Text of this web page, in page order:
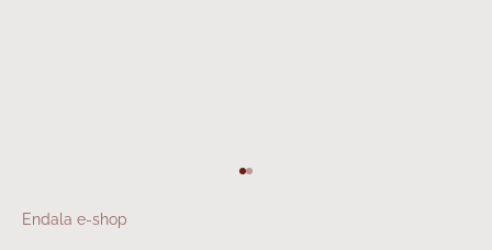
Přejít na položku 1
Přejít na položku 2
Endala e-shop